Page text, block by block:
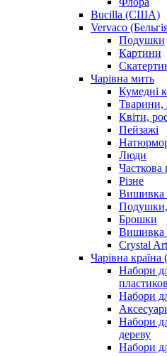
Bucilla (США)
Vervaco
Подушки
Картини
Чарiвна мить
Кумедні
Тварини,
Квіти,
Пейзажі
Люди
Різне
Вишивка
Подушки,
Брошки
Вишивка
Crystal
Чарівна країна
Набори
Набори
Набори
дереву
Набори